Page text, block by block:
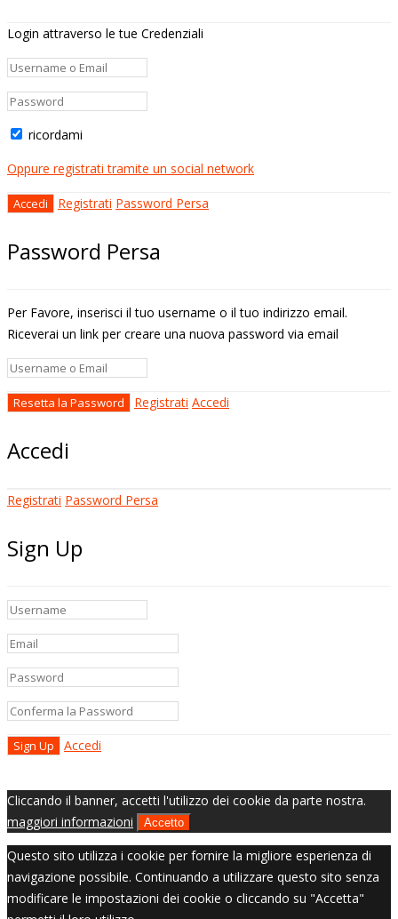
Login attraverso le tue Credenziali
ricordami
Oppure registrati tramite un social network
Registrati Password Persa
Password Persa
Per Favore, inserisci il tuo username o il tuo indirizzo email.
Riceverai un link per creare una nuova password via email
Registrati Accedi
Accedi
Registrati Password Persa
Sign Up
Accedi
Cliccando il banner, accetti l'utilizzo dei cookie da parte nostra.
maggiori informazioni
Accetto
Questo sito utilizza i cookie per fornire la migliore esperienza di
navigazione possibile. Continuando a utilizzare questo sito senza
modificare le impostazioni dei cookie o cliccando su "Accetta"